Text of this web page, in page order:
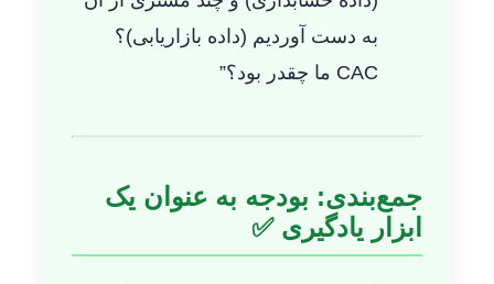
به دست آوردیم (داده بازاریابی)؟
CAC ما چقدر بود؟”
جمع‌بندی: بودجه به عنوان یک
ابزار یادگیری ✅